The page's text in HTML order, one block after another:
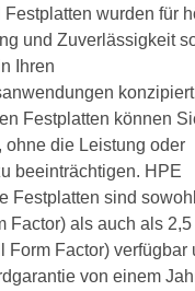
wurden für
und Zuverlässigkeit
Ihren
Festplatten können
ohne die Leistung oder
beeinträchtigen. HPE
Festplatten sind
Factor) als auch als
Form Factor) verfügbar
von einem